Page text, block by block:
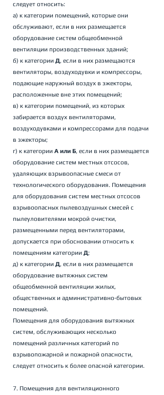
следует относить:
а) к категории помещений, которые они
обслуживают, если в них размещается
оборудование систем общеобменной
вентиляции производственных зданий;
б) к категории Д, если в них размещаются
вентиляторы, воздуходувки и компрессоры,
подающие наружный воздух в эжекторы,
расположенные вне этих помещений;
в) к категории помещений, из которых
забирается воздух вентиляторами,
воздуходувками и компрессорами для подачи
в эжекторы;
г) к категории А или Б, если в них размещается
оборудование систем местных отсосов,
удаляющих взрывоопасные смеси от
технологического оборудования. Помещения
для оборудования систем местных отсосов
взрывоопасных пылевоздушных смесей с
пылеуловителями мокрой очистки,
размещенными перед вентиляторами,
допускается при обосновании относить к
помещениям категории Д;
д) к категории Д, если в них размещается
оборудование вытяжных систем
общеобменной вентиляции жилых,
общественных и административно-бытовых
помещений.
Помещения для оборудования вытяжных
систем, обслуживающих несколько
помещений различных категорий по
взрывопожарной и пожарной опасности,
следует относить к более опасной категории.
7. Помещения для вентиляционного